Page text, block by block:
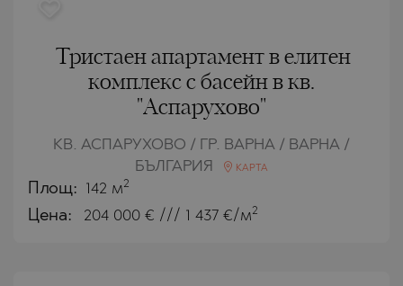
Тристаен апартамент в елитен
комплекс с басейн в кв.
"Аспарухово"
КВ. АСПАРУХОВО / ГР. ВАРНА / ВАРНА /
БЪЛГАРИЯ
КАРТА
Площ: 142 м2
Цена: 204 000 € /// 1 437 €/м2